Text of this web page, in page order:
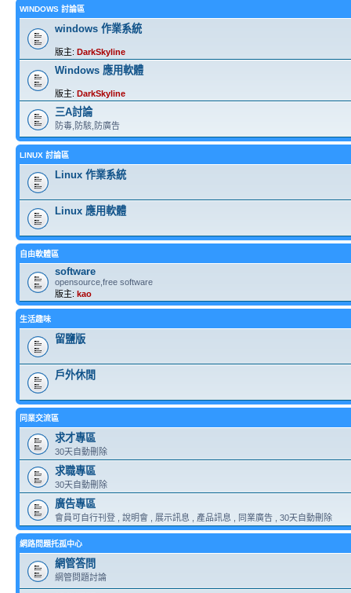
WINDOWS 討論區
windows 作業系統
版主: DarkSkyline
Windows 應用軟體
版主: DarkSkyline
三A討論
防毒,防駭,防廣告
LINUX 討論區
Linux 作業系統
Linux 應用軟體
自由軟體區
software
opensource,free software
版主: kao
生活趣味
留鹽版
戶外休閒
同業交流區
求才專區
30天自動刪除
求職專區
30天自動刪除
廣告專區
會員可自行刊登 , 說明會 , 展示訊息 , 產品訊息 , 同業廣告 , 30天自動刪除
網路問題托孤中心
網管答問
網管問題討論